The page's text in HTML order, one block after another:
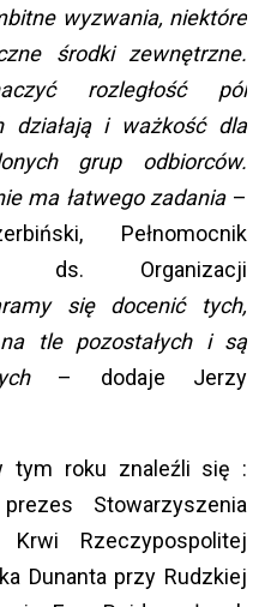
wyzwania, niektóre
środki zewnętrzne.
rozległość pól
działają i ważkość dla
grup odbiorców.
ma łatwego zadania –
Pełnomocnik
ds. Organizacji
się docenić tych,
tle pozostałych i są
– dodaje Jerzy
tym roku znaleźli się :
Stowarzyszenia
Krwi Rzeczypospolitej
Dunanta przy Rudzkiej